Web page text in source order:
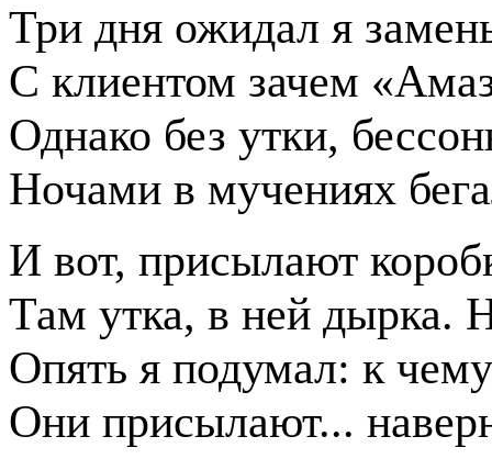
Три дня ожидал я
С клиентом зачем
Однако без утки,
Ночами в мучениях
И вот, присылают
Там утка, в ней дырка.
Опять я подумал: к
Они присылают...